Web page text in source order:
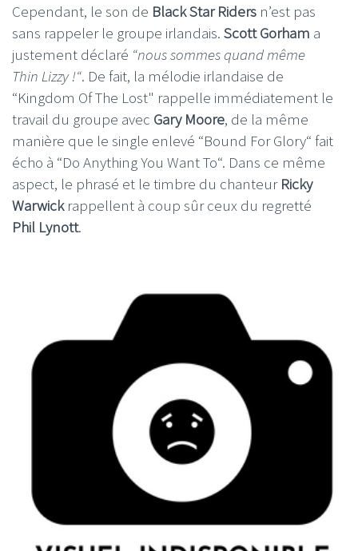
Cependant, le son de Black Star Riders n’est pas
sans rappeler le groupe irlandais. Scott Gorham a
justement déclaré “nous sommes quand même
Thin Lizzy !“. De fait, la mélodie irlandaise de
“Kingdom Of The Lost" rappelle immédiatement le
travail du groupe avec Gary Moore, de la même
manière que le single enlevé “Bound For Glory“ fait
écho à “Do Anything You Want To“. Dans ce même
aspect, le phrasé et le timbre du chanteur Ricky
Warwickrappellent à coup sûr ceux du regretté
Phil Lynott.